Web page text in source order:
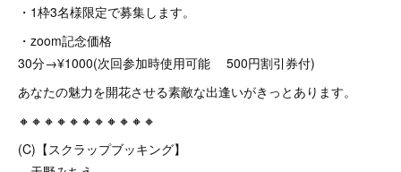
・1枠3名様限定で募集します。
・zoom記念価格
30分→¥1000(次回参加時使用可能 500円割引券付)
あなたの魅力を開花させる素敵な出逢いがきっとあります。
🔸🔸🔸🔸🔸🔸🔸🔸🔸🔸🔸
(C)【スクラップブッキング】